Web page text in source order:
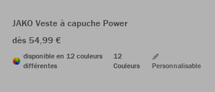
JAKO Veste à capuche Power
dès 54,99 €
disponible en 12 couleurs
différentes
12
Couleurs
Personnalisable